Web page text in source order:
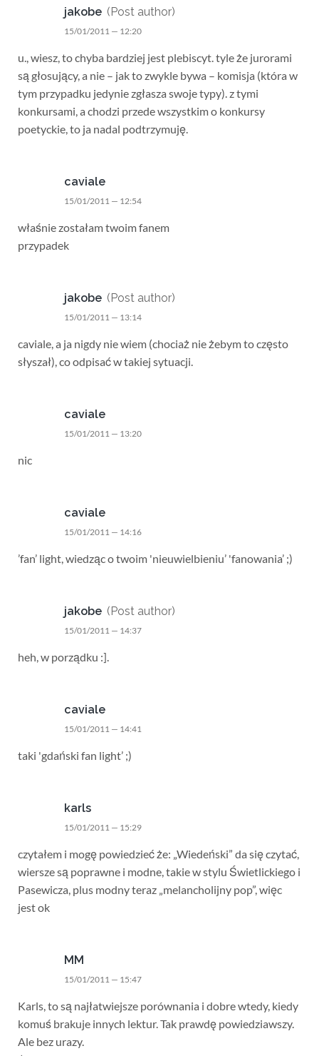
jakobe (Post author)
15/01/2011 — 12:20
u., wiesz, to chyba bardziej jest plebiscyt. tyle że jurorami
są głosujący, a nie – jak to zwykle bywa – komisja (która w
tym przypadku jedynie zgłasza swoje typy). z tymi
konkursami, a chodzi przede wszystkim o konkursy
poetyckie, to ja nadal podtrzymuję.
caviale
15/01/2011 — 12:54
właśnie zostałam twoim fanem
przypadek
jakobe (Post author)
15/01/2011 — 13:14
caviale, a ja nigdy nie wiem (chociaż nie żebym to często
słyszał), co odpisać w takiej sytuacji.
caviale
15/01/2011 — 13:20
nic
caviale
15/01/2011 — 14:16
’fan’ light, wiedząc o twoim 'nieuwielbieniu’ 'fanowania’ ;)
jakobe (Post author)
15/01/2011 — 14:37
heh, w porządku :].
caviale
15/01/2011 — 14:41
taki 'gdański fan light’ ;)
karls
15/01/2011 — 15:29
czytałem i mogę powiedzieć że: „Wiedeński” da się czytać,
wiersze są poprawne i modne, takie w stylu Świetlickiego i
Pasewicza, plus modny teraz „melancholijny pop”, więc
jest ok
MM
15/01/2011 — 15:47
Karls, to są najłatwiejsze porównania i dobre wtedy, kiedy
komuś brakuje innych lektur. Tak prawdę powiedziawszy.
Ale bez urazy.